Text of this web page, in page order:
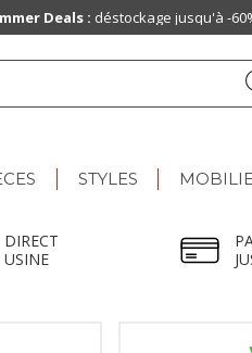
STYLES
DIRECT
USINE
Deals : déstockage jusqu'à -